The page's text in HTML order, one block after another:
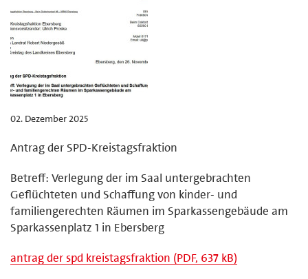
02. Dezember 2025
Antrag der SPD-Kreistagsfraktion
Betreff: Verlegung der im Saal untergebrachten
Geflüchteten und Schaffung von kinder- und
familiengerechten Räumen im Sparkassengebäude am
Sparkassenplatz 1 in Ebersberg
antrag der spd kreistagsfraktion (PDF, 637 kB)